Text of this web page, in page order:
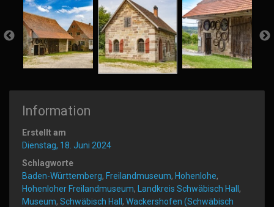
Information
Erstellt am
Dienstag, 18. Juni 2024
Schlagworte
Baden-Württemberg, Freilandmuseum, Hohenlohe,
Hohenloher Freilandmuseum, Landkreis Schwäbisch Hall ,
Museum, Schwäbisch Hall , Wackershofen (Schwäbisch